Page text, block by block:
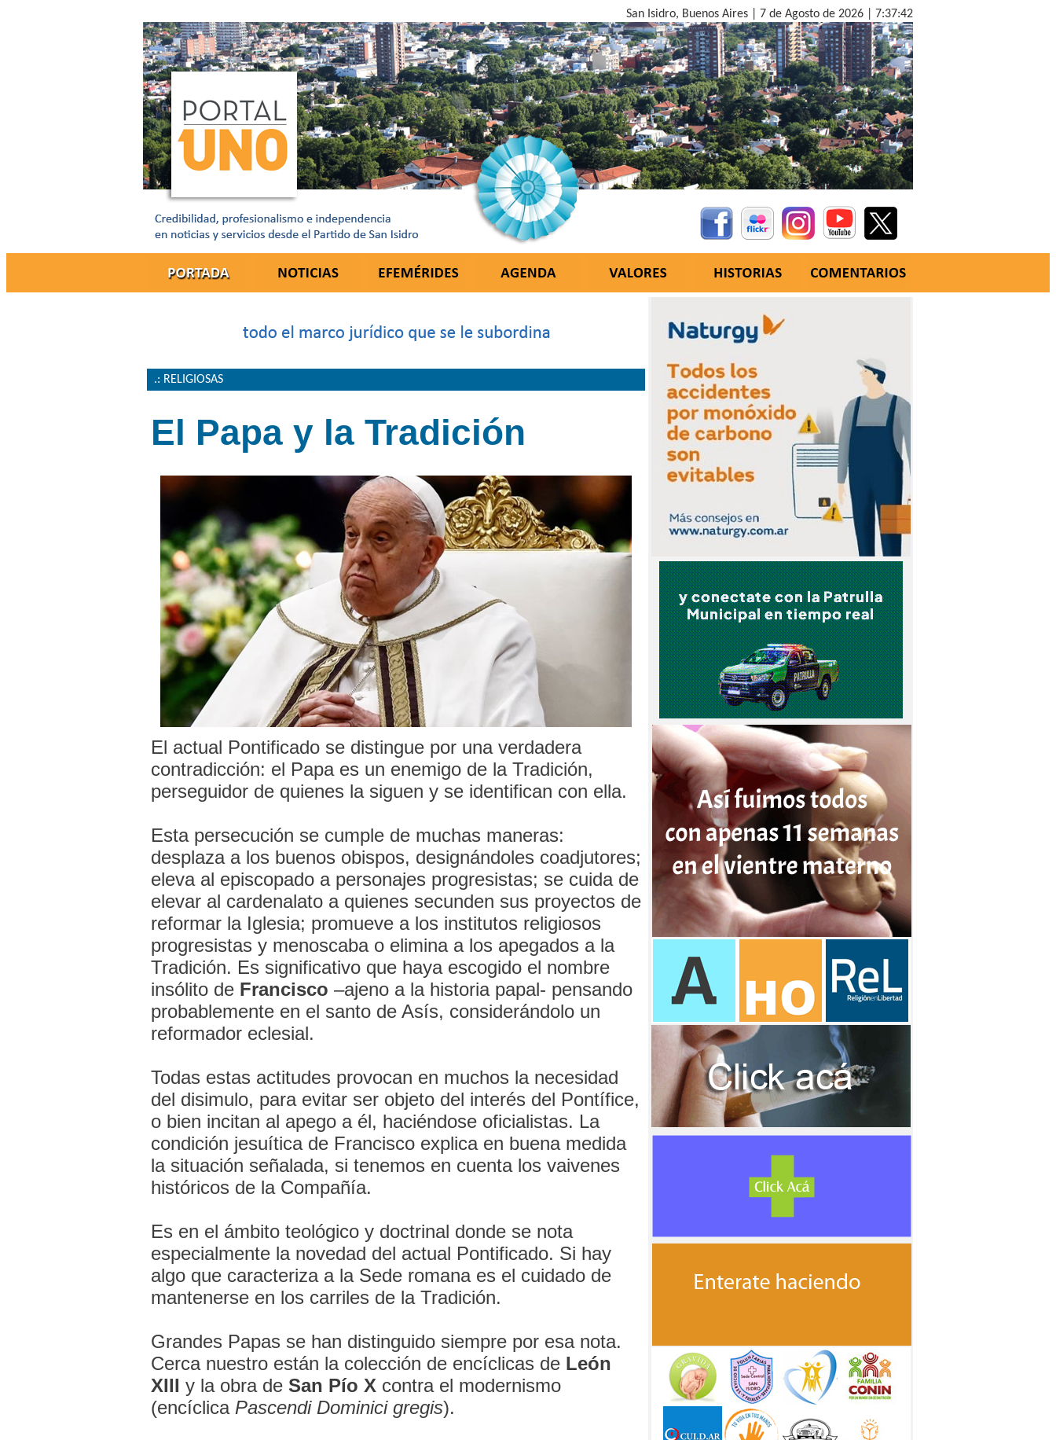
San Isidro, Buenos Aires | 7 de Agosto de 2026 | 7:37:43
.: RELIGIOSAS
El Papa y la Tradición
El actual Pontificado se distingue por una verdadera
contradicción: el Papa es un enemigo de la Tradición,
perseguidor de quienes la siguen y se identifican con ella.
Esta persecución se cumple de muchas maneras:
desplaza a los buenos obispos, designándoles coadjutores;
eleva al episcopado a personajes progresistas; se cuida de
elevar al cardenalato a quienes secunden sus proyectos de
reformar la Iglesia; promueve a los institutos religiosos
progresistas y menoscaba o elimina a los apegados a la
Tradición. Es significativo que haya escogido el nombre
insólito de Francisco –ajeno a la historia papal- pensando
probablemente en el santo de Asís, considerándolo un
reformador eclesial.
Todas estas actitudes provocan en muchos la necesidad
del disimulo, para evitar ser objeto del interés del Pontífice,
o bien incitan al apego a él, haciéndose oficialistas. La
condición jesuítica de Francisco explica en buena medida
la situación señalada, si tenemos en cuenta los vaivenes
históricos de la Compañía.
Es en el ámbito teológico y doctrinal donde se nota
especialmente la novedad del actual Pontificado. Si hay
algo que caracteriza a la Sede romana es el cuidado de
mantenerse en los carriles de la Tradición.
Grandes Papas se han distinguido siempre por esa nota.
Cerca nuestro están la colección de encíclicas de León
XIII y la obra de San Pío X contra el modernismo
(encíclica Pascendi Dominici gregis).